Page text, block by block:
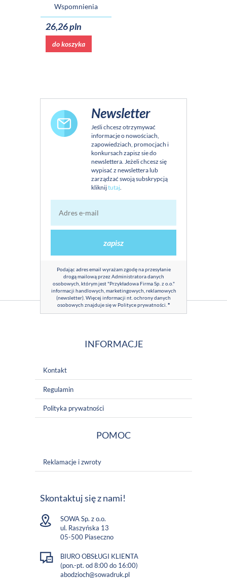
Wspomnienia
26,26 pln
do koszyka
Newsletter
Jeśli chcesz otrzymywać
informacje o nowościach,
zapowiedziach, promocjach i
konkursach zapisz sie do
newslettera. Jeżeli chcesz się
wypisać z newslettera lub
zarządzać swoją subskrypcją
kliknijtutaj.
zapisz
Podając adres email wyrażam zgodę na przesyłanie
drogą mailową przez Administratora danych
osobowych, którym jest "Przykładowa Firma Sp. z o.o."
informacji handlowych, marketingowych, reklamowych
(newsletter). Więcej informacji nt. ochrony danych
osobowych znajduje się w Polityce prywatności *
INFORMACJE
Kontakt
Regulamin
Polityka prywatności
POMOC
Reklamacje i zwroty
Skontaktuj się z nami!
SOWA Sp. z o.o.
ul. Raszyńska 13
05-500 Piaseczno
BIURO OBSŁUGI KLIENTA
(pon.-pt. od 8:00 do 16:00)
abodzioch@sowadruk.pl